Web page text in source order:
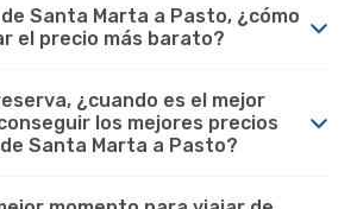
Santa Marta a Pasto, ¿cómo
el precio más barato?
¿cuando es el mejor
los mejores precios
Santa Marta a Pasto?